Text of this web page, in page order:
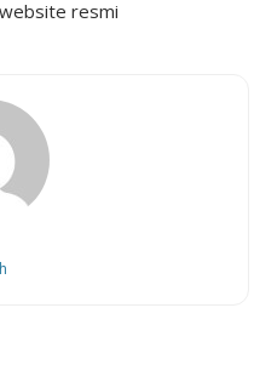
resmi